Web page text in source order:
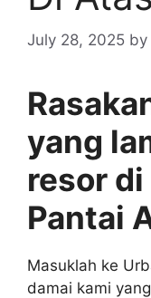
July 28, 2025 by
yang
resor
Pantai
Masuklah ke
damai kami